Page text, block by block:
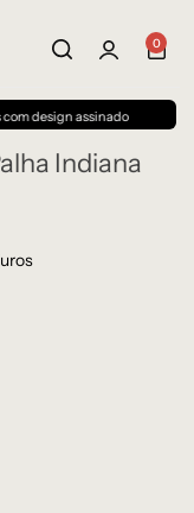
0
assinado
Indiana